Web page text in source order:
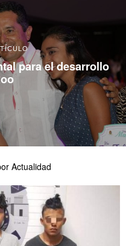
para el desarrollo
Actualidad